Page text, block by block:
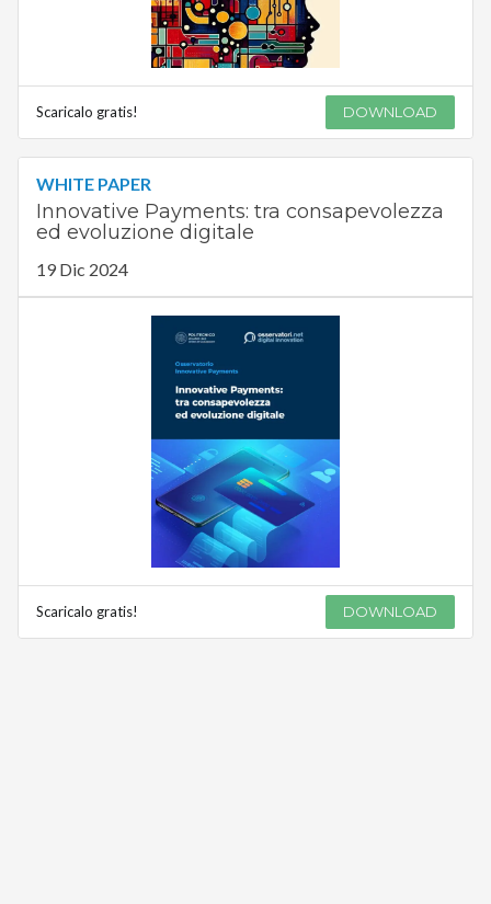
Scaricalo gratis! DOWNLOAD
WHITE PAPER
Innovative Payments: tra consapevolezza
ed evoluzione digitale
19 Dic 2024
Scaricalo gratis! DOWNLOAD